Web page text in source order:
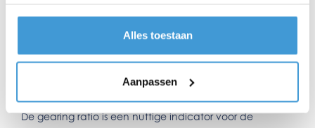
Alles toestaan
Aanpassen
Dit geeft het percentage aan van de financiering die
Conclusie
De gearing ratio is een nuttige indicator voor de